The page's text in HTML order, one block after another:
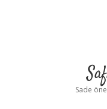
Sade